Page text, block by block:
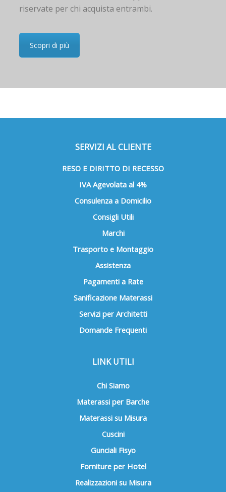
riservate per chi acquista entrambi.
Scopri di più
SERVIZI AL CLIENTE
RESO E DIRITTO DI RECESSO
IVA Agevolata al 4%
Consulenza a Domicilio
Consigli Utili
Marchi
Trasporto e Montaggio
Assistenza
Pagamenti a Rate
Sanificazione Materassi
Servizi per Architetti
Domande Frequenti
LINK UTILI
Chi Siamo
Materassi per Barche
Materassi su Misura
Cuscini
Gunciali Fisyo
Forniture per Hotel
Realizzazioni su Misura